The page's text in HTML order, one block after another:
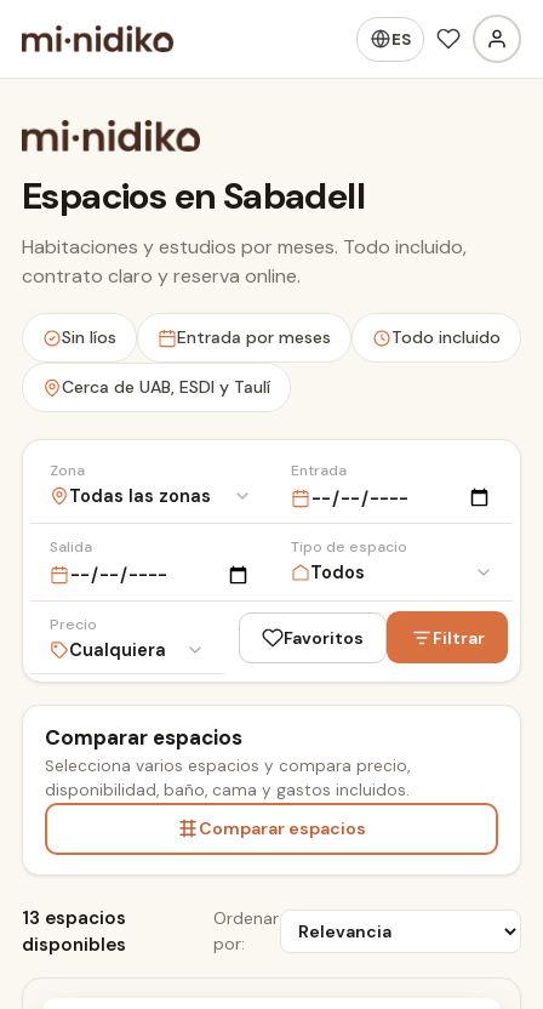
ES
Espacios en Sabadell
Habitaciones y estudios por meses. Todo incluido,
contrato claro y reserva online.
Sin líos Entrada por meses Todo incluido
Cerca de UAB, ESDI y Taulí
Zona Entrada
Salida Tipo de espacio
Precio
Favoritos Filtrar
Comparar espacios
Selecciona varios espacios y compara precio,
disponibilidad, baño, cama y gastos incluidos.
Comparar espacios
13 espacios
disponibles
Ordenar
por:
Hospital Taulí
ESDI